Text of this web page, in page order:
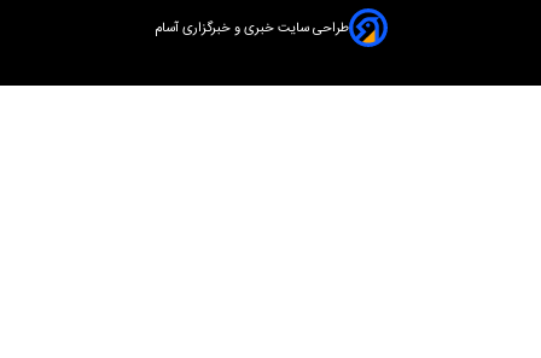
طراحی سایت خبری و خبرگزاری آسام